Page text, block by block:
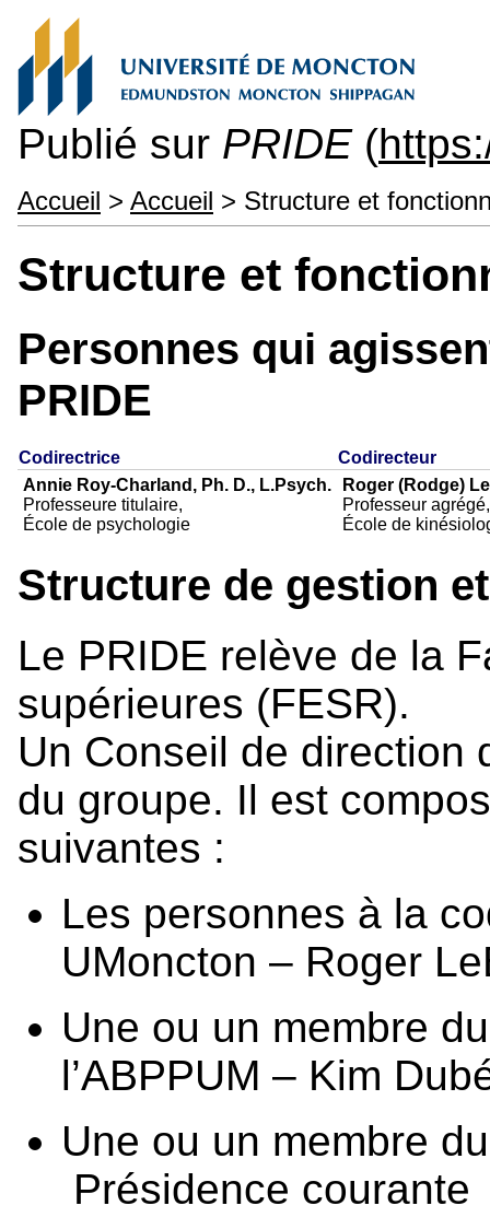
Publié sur PRIDE(
Accueil > Accueil > Structure et
Structure et
Personnes qui
PRIDE
Codirectrice
Codirecteur
Annie Roy-Charland, Ph. D., L.Psych.
Professeure titulaire,
École de psychologie
Roger (Rodge)
Professeur
École de
Structure de gestion
Le PRIDE relève de la
supérieures (FESR).
Un Conseil de direction
du groupe. Il est
suivantes :
Les personnes à la
UMoncton – Roger
Une ou un membre
l’ABPPUM – Kim
Une ou un membre
Présidence courante